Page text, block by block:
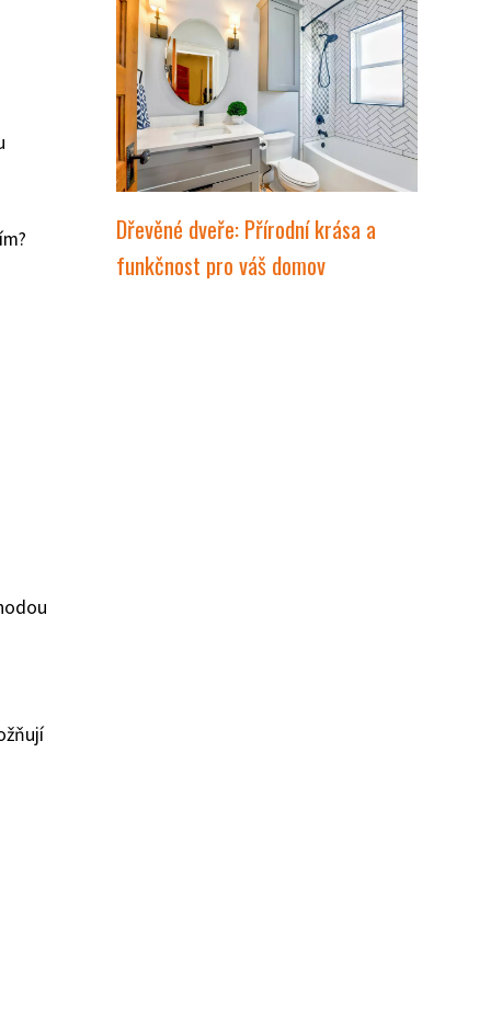
Dřevěné dveře: Přírodní krása a
funkčnost pro váš domov